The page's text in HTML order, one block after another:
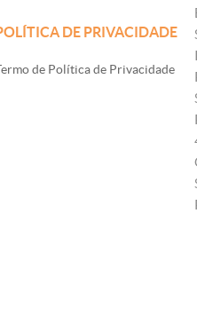
DE PRIVACIDADE
de Política de Privacidade